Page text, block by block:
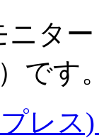
ニター
です
レス)